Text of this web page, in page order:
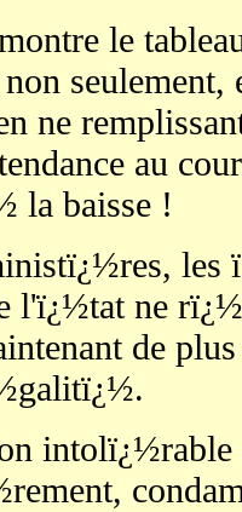
le
ne
au
baisse !
les
l'ï¿½tat ne
de